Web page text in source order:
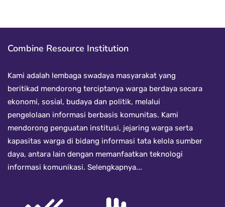
Combine Resource Institution
Kami adalah lembaga swadaya masyarakat yang
beritikad mendorong terciptanya warga berdaya secara
ekonomi, sosial, budaya dan politik, melalui
pengelolaan informasi berbasis komunitas. Kami
mendorong penguatan institusi, jejaring warga serta
kapasitas warga di bidang informasi tata kelola sumber
daya, antara lain dengan memanfaatkan teknologi
informasi komunikasi. Selengkapnya...